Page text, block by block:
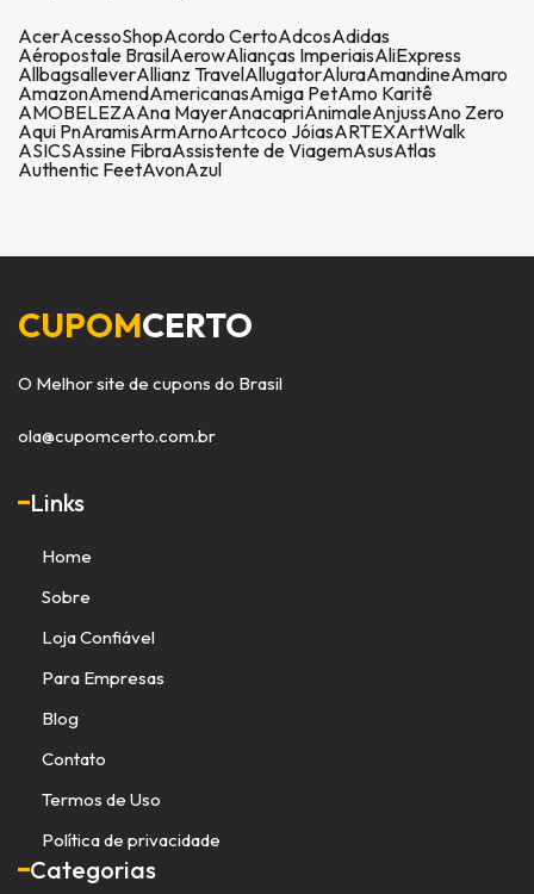
AcerAcessoShopAcordo CertoAdcosAdidas
Aéropostale BrasilAerowAlianças ImperiaisAliExpress
AllbagsalleverAllianz TravelAllugatorAluraAmandineAmaro
AmazonAmendAmericanasAmiga PetAmo Karitê
AMOBELEZAAna MayerAnacapriAnimaleAnjussAno Zero
Aqui PnAramisArmArnoArtcoco JóiasARTEXArtWalk
ASICSAssine FibraAssistente de ViagemAsusAtlas
Authentic FeetAvonAzul
CUPOMCERTO
O Melhor site de cupons do Brasil
ola@cupomcerto.com.br
Links
Home
Sobre
Loja Confiável
Para Empresas
Blog
Contato
Termos de Uso
Política de privacidade
Categorias